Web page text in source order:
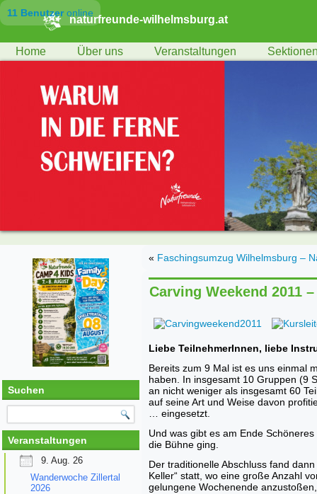
11 Benutzeronline
naturfreunde-wilhelmsburg.at
Home Über uns Veranstaltungen
Suchen
Veranstaltungen
9. Aug. 26
Wanderwoche Zillertal
2026
« Faschingsumzug Wilhelmsburg –
Carving Weekend 2011
Liebe TeilnehmerInnen, liebe
Bereits zum 9 Mal ist es uns einmal
haben. In insgesamt 10 Gruppen (9
an nicht weniger als insgesamt 60
auf seine Art und Weise davon
… eingesetzt.
Und was gibt es am Ende
die Bühne ging.
Der traditionelle Abschluss fand
Keller“ statt, wo eine große Anzahl
gelungene Wochenende